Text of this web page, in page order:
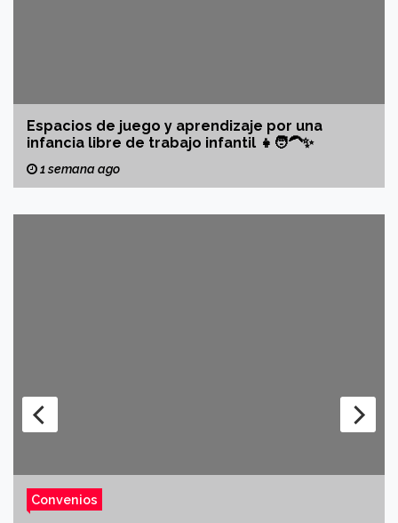
Espacios de juego y aprendizaje por una
infancia libre de trabajo infantil 👧🧑‍🦱✨
1 semana ago
Convenios